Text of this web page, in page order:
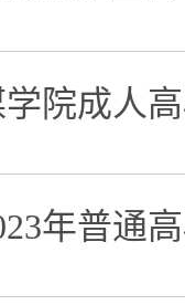
院成人
年普通